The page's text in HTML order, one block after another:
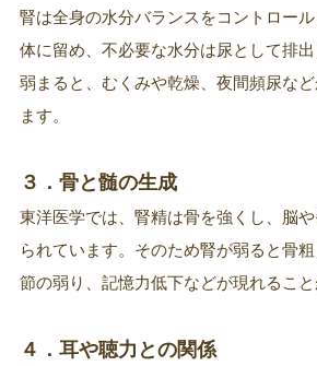
腎は全身の水分バランスをコントロー
体に留め、不必要な水分は尿として排
弱まると、むくみや乾燥、夜間頻尿な
ます。
３．骨と髄の生成
東洋医学では、腎精は骨を強くし、脳
られています。そのため腎が弱ると骨
節の弱り、記憶力低下などが現れること
４．耳や聴力との関係